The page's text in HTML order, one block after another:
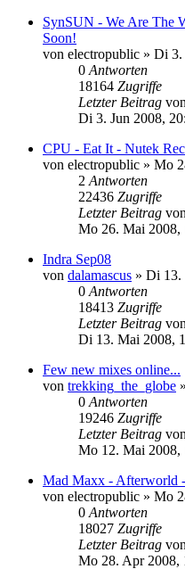
SynSUN - We Are The
Soon!
von electropublic » Di 3.
0 Antworten
18164 Zugriffe
Letzter Beitrag von
Di 3. Jun 2008,
CPU - Eat It - Nutek
von electropublic » Mo
2 Antworten
22436 Zugriffe
Letzter Beitrag von
Mo 26. Mai 2008,
Indra Sep08
von dalamascus » Di 13.
0 Antworten
18413 Zugriffe
Letzter Beitrag von
Di 13. Mai 2008,
Few new mixes online...
von trekking_the_globe »
0 Antworten
19246 Zugriffe
Letzter Beitrag von
Mo 12. Mai 2008,
Mad Maxx - Afterworld
von electropublic » Mo
0 Antworten
18027 Zugriffe
Letzter Beitrag von
Mo 28. Apr 2008,